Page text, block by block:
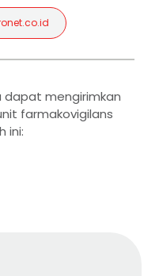
dapat mengirimkan
farmakovigilans
ini: